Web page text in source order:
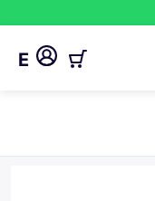
E